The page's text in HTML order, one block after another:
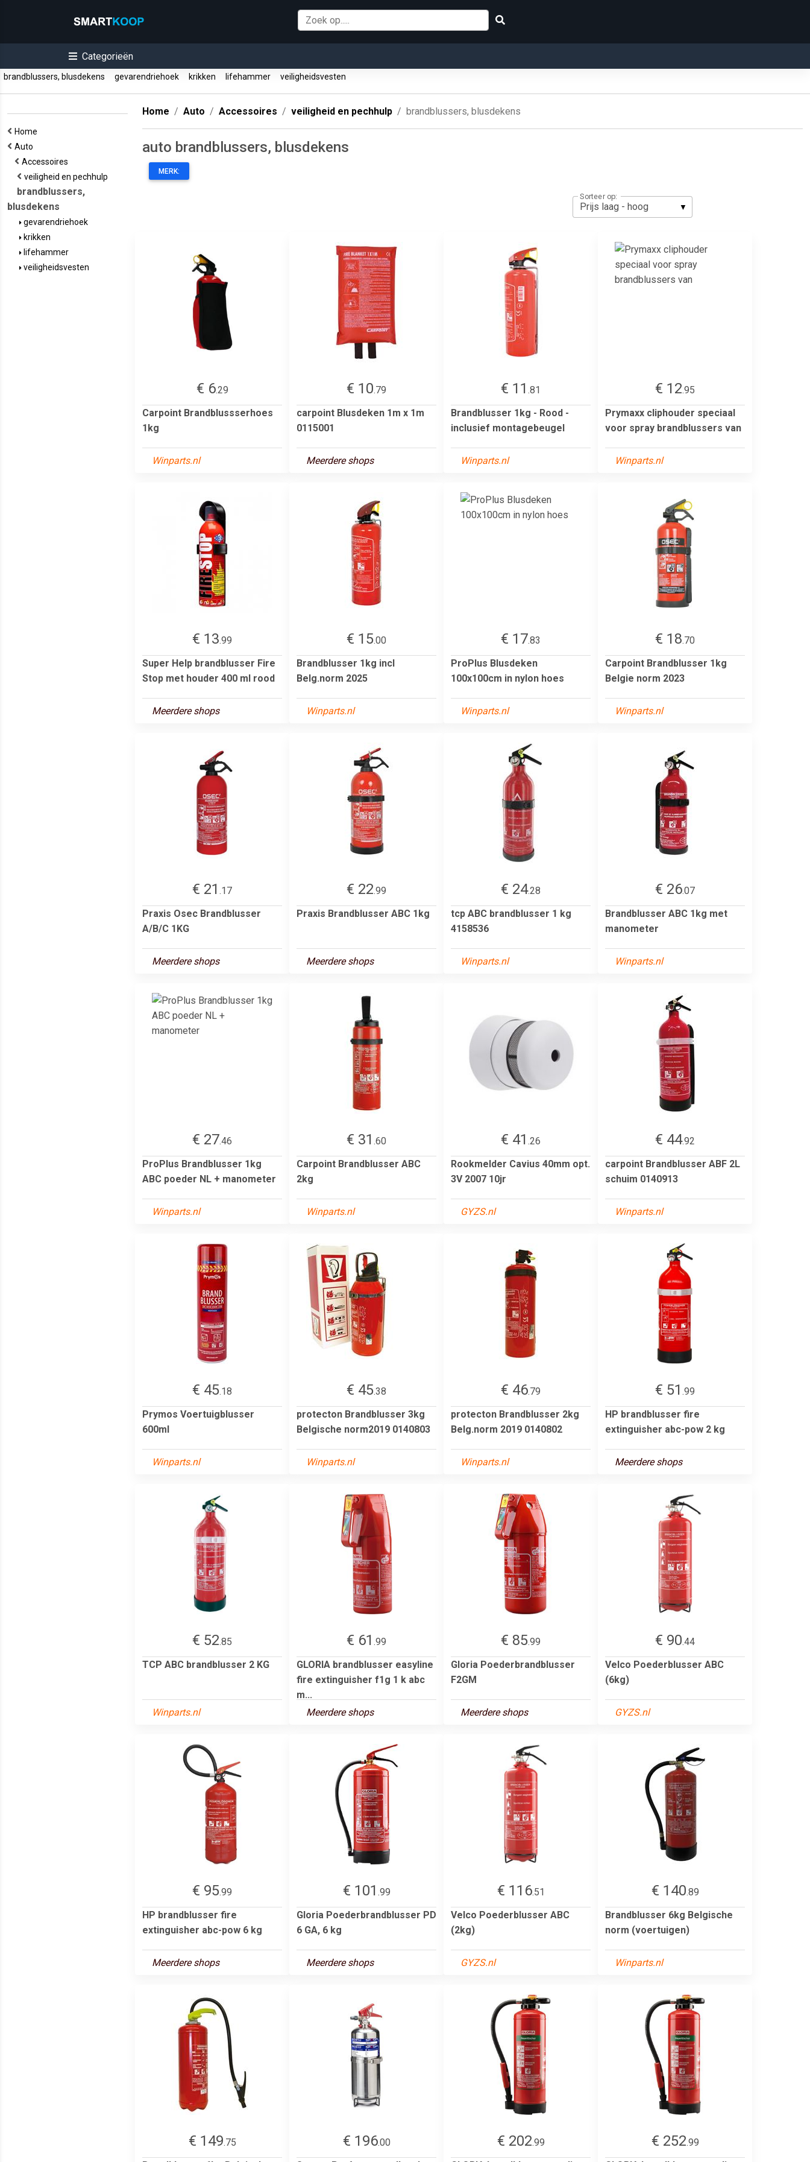
Categorieën
brandblussers, blusdekens gevarendriehoek krikken lifehammer veiligheidsvesten
Home
Auto
Accessoires
veiligheid en pechhulp
brandblussers,
blusdekens
gevarendriehoek
krikken
lifehammer
veiligheidsvesten
Home Auto Accessoires veiligheid en pechhulp brandblussers, blusdekens
auto brandblussers, blusdekens
MERK:
Sorteer op:
€ 6.29
Carpoint Brandblussserhoes
1kg
Winparts.nl
€ 10.79
carpoint Blusdeken 1m x 1m
0115001
Meerdere shops
€ 11 .81
Brandblusser 1kg - Rood -
inclusief montagebeugel
Winparts.nl
€ 12.95
Prymaxx cliphouder speciaal
voor spray brandblussers van
Winparts.nl
€ 13.99
Super Help brandblusser Fire
Stop met houder 400 ml rood
Meerdere shops
€ 15.00
Brandblusser 1kg incl
Belg.norm 2025
Winparts.nl
€ 17.83
ProPlus Blusdeken
100x100cm in nylon hoes
Winparts.nl
€ 18.70
Carpoint Brandblusser 1kg
Belgie norm 2023
Winparts.nl
€ 21 .17
Praxis Osec Brandblusser
A/B/C 1KG
Meerdere shops
€ 22.99
Praxis Brandblusser ABC 1kg
Meerdere shops
€ 24.28
tcp ABC brandblusser 1 kg
4158536
Winparts.nl
€ 26.07
Brandblusser ABC 1kg met
manometer
Winparts.nl
€ 27.46
ProPlus Brandblusser 1kg
ABC poeder NL + manometer
Winparts.nl
€ 31 .60
Carpoint Brandblusser ABC
2kg
Winparts.nl
€ 41 .26
Rookmelder Cavius 40mm opt.
3V 2007 10jr
GYZS.nl
€ 44.92
carpoint Brandblusser ABF 2L
schuim 0140913
Winparts.nl
€ 45.18
Prymos Voertuigblusser
600ml
Winparts.nl
€ 45.38
protecton Brandblusser 3kg
Belgische norm2019 0140803
Winparts.nl
€ 46.79
protecton Brandblusser 2kg
Belg.norm 2019 0140802
Winparts.nl
€ 51 .99
HP brandblusser fire
extinguisher abc-pow 2 kg
Meerdere shops
€ 52.85
TCP ABC brandblusser 2 KG
Winparts.nl
€ 61 .99
GLORIA brandblusser easyline
fire extinguisher f1g 1 k abc
m...
Meerdere shops
€ 85.99
Gloria Poederbrandblusser
F2GM
Meerdere shops
€ 90.44
Velco Poederblusser ABC
(6kg)
GYZS.nl
€ 95.99
HP brandblusser fire
extinguisher abc-pow 6 kg
Meerdere shops
€ 101 .99
Gloria Poederbrandblusser PD
6 GA, 6 kg
Meerdere shops
€ 116.51
Velco Poederblusser ABC
(2kg)
GYZS.nl
€ 140.89
Brandblusser 6kg Belgische
norm (voertuigen)
Winparts.nl
€ 149.75
€ 196.00
€ 202.99
€ 252.99